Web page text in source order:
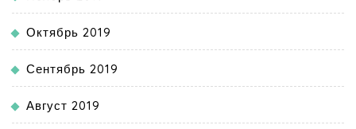
Октябрь 2019
Сентябрь 2019
Август 2019